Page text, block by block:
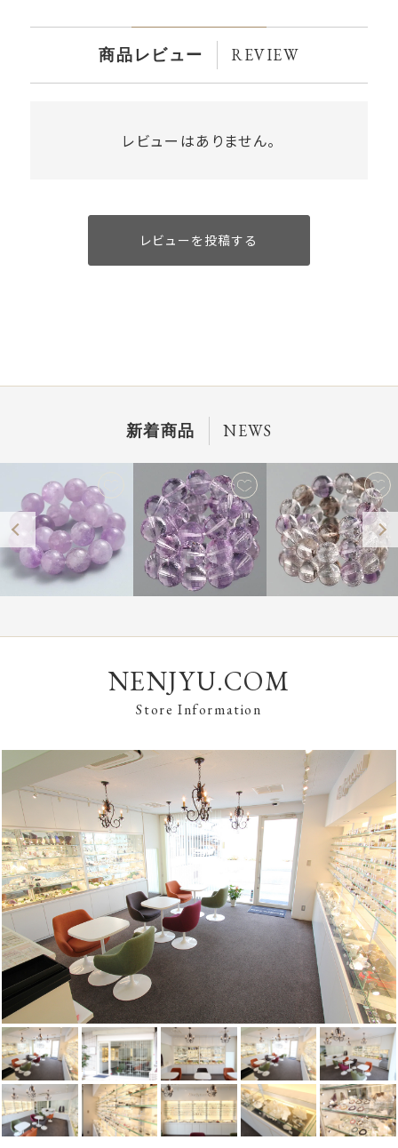
商品レビュー REVIEW
レビューはありません。
レビューを投稿する
新着商品 NEWS
NENJYU.COM
Store Information